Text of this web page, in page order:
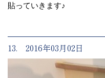
貼っていきます♪
13. 2016年03月02日